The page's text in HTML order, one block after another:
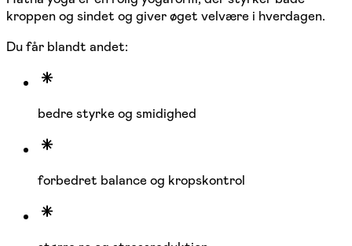
kroppen og sindet og giver øget velvære i hverdagen.
Du får blandt andet:
bedre styrke og smidighed
forbedret balance og kropskontrol